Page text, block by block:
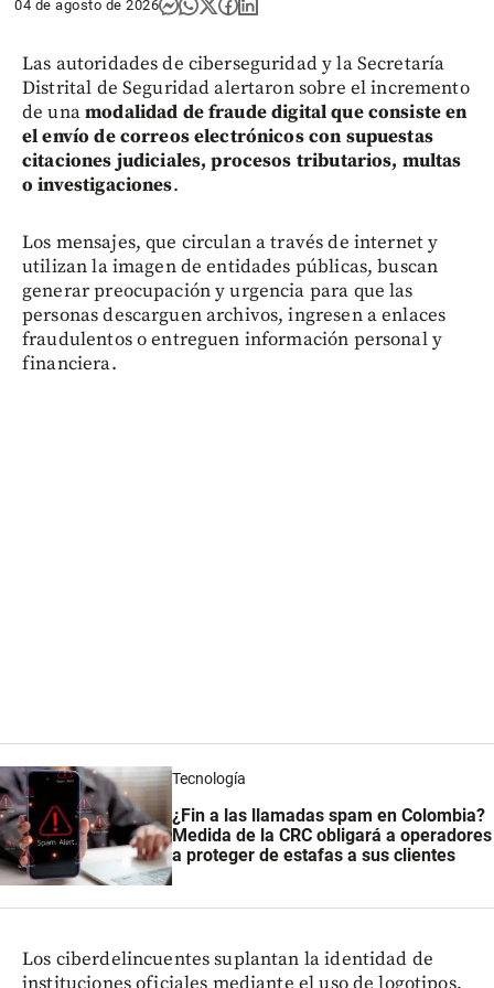
04 de agosto de 2026
Las autoridades de ciberseguridad y la Secretaría
Distrital de Seguridad alertaron sobre el incremento
de unamodalidad de fraude digital que consiste en
el envío de correos electrónicos con supuestas
citaciones judiciales, procesos tributarios, multas
o investigaciones.
Los mensajes, que circulan a través de internet y
utilizan la imagen de entidades públicas, buscan
generar preocupación y urgencia para que las
personas descarguen archivos, ingresen a enlaces
fraudulentos o entreguen información personal y
financiera.
Tecnología
¿Fin a las llamadas spam en Colombia?
Medida de la CRC obligará a operadores
a proteger de estafas a sus clientes
Los ciberdelincuentes suplantan la identidad de